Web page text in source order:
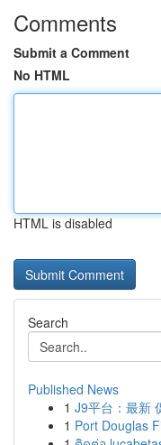
Comments
Submit a Comment
No HTML
HTML is disabled
Search
Published News
1 J9平台：最新
1 Port Douglas